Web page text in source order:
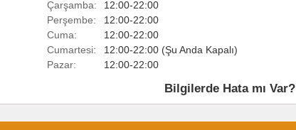
Çarşamba:
12:00-22:00
Perşembe:
12:00-22:00
Cuma:
12:00-22:00
Cumartesi:
12:00-22:00 (Şu Anda Kapalı)
Pazar:
12:00-22:00
Bilgilerde Hata mı Var?